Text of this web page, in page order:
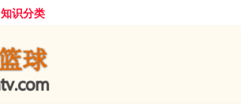
知识分类